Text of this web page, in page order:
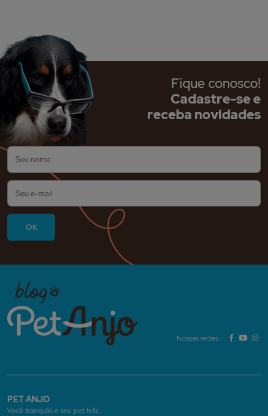
Fique conosco!
Cadastre-se e
receba novidades
Nossas redes:
PET ANJO
Você tranquilo e seu pet feliz.